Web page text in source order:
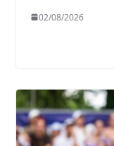
02/08/2026